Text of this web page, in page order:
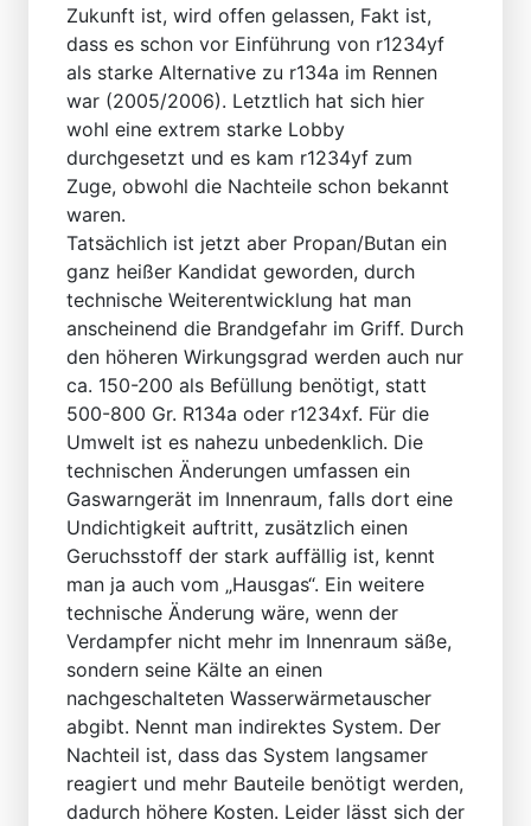
Zukunft ist, wird offen gelassen, Fakt ist,
dass es schon vor Einführung von r1234yf
als starke Alternative zu r134a im Rennen
war (2005/2006). Letztlich hat sich hier
wohl eine extrem starke Lobby
durchgesetzt und es kam r1234yf zum
Zuge, obwohl die Nachteile schon bekannt
waren.
Tatsächlich ist jetzt aber Propan/Butan ein
ganz heißer Kandidat geworden, durch
technische Weiterentwicklung hat man
anscheinend die Brandgefahr im Griff. Durch
den höheren Wirkungsgrad werden auch nur
ca. 150-200 als Befüllung benötigt, statt
500-800 Gr. R134a oder r1234xf. Für die
Umwelt ist es nahezu unbedenklich. Die
technischen Änderungen umfassen ein
Gaswarngerät im Innenraum, falls dort eine
Undichtigkeit auftritt, zusätzlich einen
Geruchsstoff der stark auffällig ist, kennt
man ja auch vom „Hausgas“. Ein weitere
technische Änderung wäre, wenn der
Verdampfer nicht mehr im Innenraum säße,
sondern seine Kälte an einen
nachgeschalteten Wasserwärmetauscher
abgibt. Nennt man indirektes System. Der
Nachteil ist, dass das System langsamer
reagiert und mehr Bauteile benötigt werden,
dadurch höhere Kosten. Leider lässt sich der